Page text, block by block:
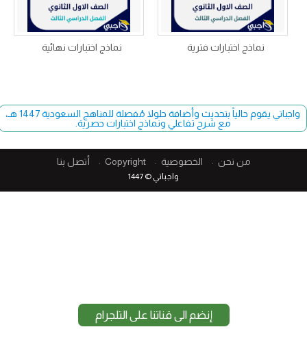
إنضم الى قناتنا على التلجرام
نماذج اختبارات فترية نماذج اختبارات نهائية
واجباتي يقوم حالياً بتحديث وأضافة حلولا مُفصلة للمناهج السعودية 1447 هـ،
مع شرح تفاعلي ونماذج اختبارات حصرية.
من نحن الخصوصية Copyright​ أتصل بنا
واجباتي © 1447